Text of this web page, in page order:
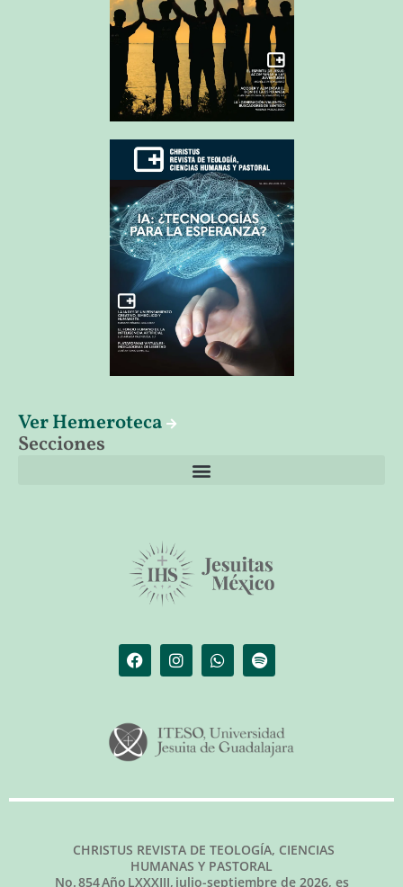
Ver Hemeroteca
Secciones
CHRISTUS REVISTA DE TEOLOGÍA, CIENCIAS
HUMANAS Y PASTORAL
No.854Año LXXXIII, julio-septiembre de 2026, es